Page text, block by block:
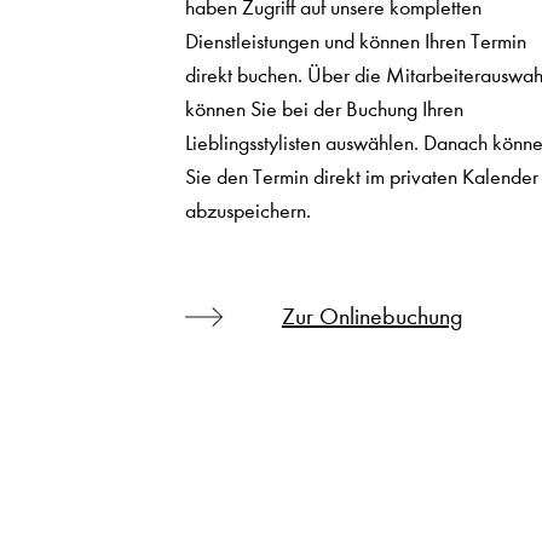
haben Zugriff auf unsere kompletten
Dienstleistungen und können Ihren Termin
direkt buchen. Über die
können Sie bei der Buchung Ihren
Lieblingsstylisten auswählen. Danach
Sie den Termin direkt im privaten Kalender
abzuspeichern.
Zur Onlinebuchung